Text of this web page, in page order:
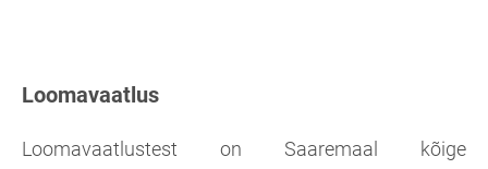
Loomavaatlus
Loomavaatlustest on Saaremaal kõige